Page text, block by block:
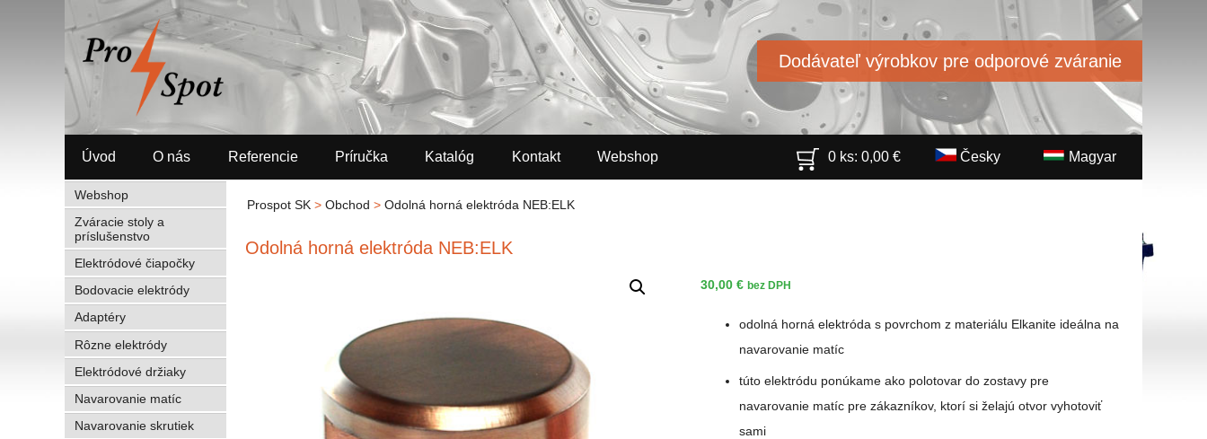
Dodávateľ výrobkov pre odporové zváranie
Úvod O nás Referencie Príručka Katalóg Kontakt Webshop Magyar
Česky
0 ks:0,00€
Prospot SK > Obchod > Odolná horná elektróda NEB:ELK
Odolná horná elektróda NEB:ELK
30,00 € bez DPH
odolná horná elektróda s povrchom z materiálu Elkanite ideálna na
navarovanie matíc
túto elektródu ponúkame ako polotovar do zostavy pre
navarovanie matíc pre zákazníkov, ktorí si želajú otvor vyhotoviť
sami
Webshop
Zváracie stoly a
príslušenstvo
Elektródové čiapočky
Bodovacie elektródy
Adaptéry
Rôzne elektródy
Elektródové držiaky
Navarovanie matíc
Navarovanie skrutiek